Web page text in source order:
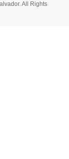
All Rights